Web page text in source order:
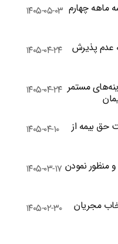
چهارم ۱۴۰۵-۰۵-۰۳
عدم پذیرش
۱۴۰۵-۰۴-۲۴
مستمر ۱۴۰۵-۰۴-۲۴
حق بیمه از
۱۴۰۵-۰۴-۱۰
نمودن ۱۴۰۵-۰۳-۱۷
مجریان
۱۴۰۵-۰۲-۳۰